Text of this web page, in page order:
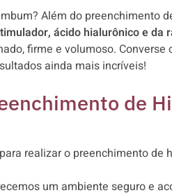
Além do preenchimento
ácido hialurônico e da
firme e volumoso. Converse
ainda mais incríveis!
de
realizar o preenchimento de
um ambiente seguro e